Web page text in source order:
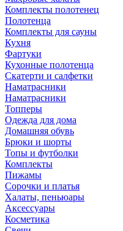
Комплекты полотенец
Полотенца
Комплекты для сауны
Кухня
Фартуки
Кухонные полотенца
Скатерти и салфетки
Наматрасники
Наматрасники
Топперы
Одежда для дома
Домашняя обувь
Брюки и шорты
Топы и футболки
Комплекты
Пижамы
Сорочки и платья
Халаты, пеньюары
Аксессуары
Косметика